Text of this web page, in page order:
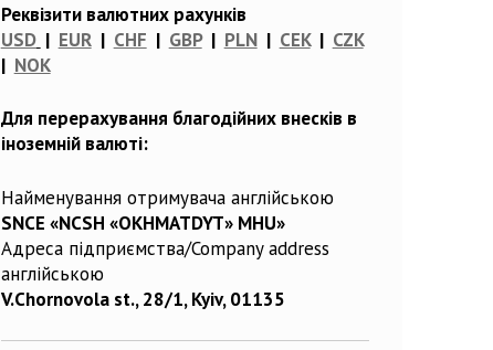
Реквізити валютних рахунків
USD | EUR| CHF | GBP| PLN| CEK| CZK
| NOK
Для перерахування благодійних внесків в
іноземній валюті:
Найменування отримувача англійською
SNCE «NCSH «OKHMATDYT» MHU»
Адреса підприємства/Company address
англійською
V.Chornovola st., 28/1, Kyiv, 01135